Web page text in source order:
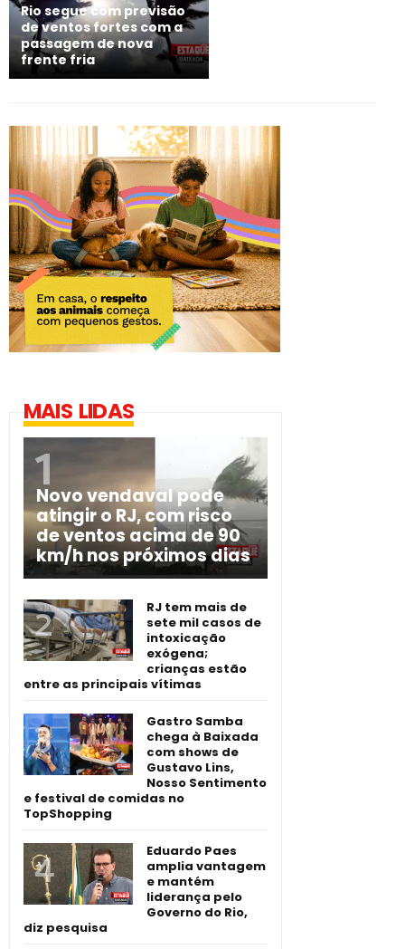
Rio segue com previsão
de ventos fortes com a
passagem de nova
frente fria
MAIS LIDAS
Novo vendaval pode
atingir o RJ, com risco
de ventos acima de 90
km/h nos próximos dias
RJ tem mais de
sete mil casos de
intoxicação
exógena;
crianças estão
entre as principais vítimas
Gastro Samba
chega à Baixada
com shows de
Gustavo Lins,
Nosso Sentimento
e festival de comidas no
TopShopping
Eduardo Paes
amplia vantagem
e mantém
liderança pelo
Governo do Rio,
diz pesquisa